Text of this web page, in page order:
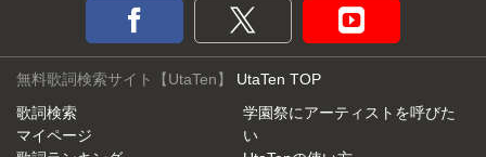
無料歌詞検索サイト【UtaTen】 UtaTen TOP
歌詞検索
マイページ
学園祭にアーティストを呼びた
い